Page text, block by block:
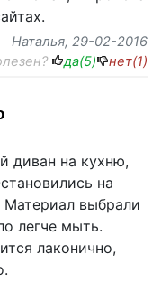
Наталья, 29-02-2016
да(5) нет(1)
диван на кухню,
на
выбрали
легче мыть.
лаконично,